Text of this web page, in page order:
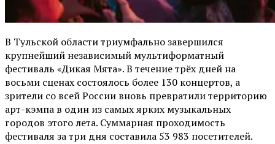
В Тульской области триумфально завершился
крупнейший независимый мультиформатный
фестиваль «Дикая Мята». В течение трёх дней на
восьми сценах состоялось более 130 концертов, а
зрители со всей России вновь превратили территорию
арт-кэмпа в один из самых ярких музыкальных
городов этого лета. Суммарная проходимость
фестиваля за три дня составила 53 983 посетителей.